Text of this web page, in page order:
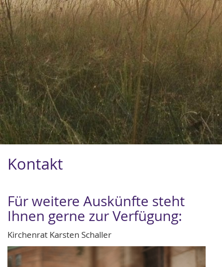
Kontakt
Für weitere Auskünfte steht
Ihnen gerne zur Verfügung:
Kirchenrat Karsten Schaller